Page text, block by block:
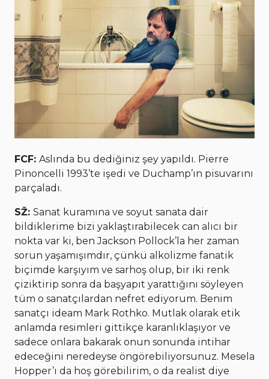
FCF: Aslında bu dediğiniz şey ­yapıldı. Pierre
Pinoncelli 1993’te işedi ve Duchamp’ın pisuvarını
parçaladı.
SŽ: Sanat kuramına ve soyut sanata dair
bildiklerime bizi yaklaştırabilecek can alıcı bir
nokta var ki, ben Jackson Pollock’la her zaman
sorun yaşamışımdır, çünkü alkolizme fanatik
biçimde karşıyım ve sarhoş olup, bir iki renk
çiziktirip sonra da başyapıt yarattığını söyleyen
tüm o sanatçılardan nefret ediyorum. Benim
sanatçı ideam Mark Rothko. Mutlak olarak etik
anlamda resimleri gittikçe karanlıklaşıyor ve
sadece onlara bakarak onun sonunda intihar
edeceğini neredeyse öngörebiliyorsunuz. Mesela
Hopper’ı da hoş görebilirim, o da realist diye